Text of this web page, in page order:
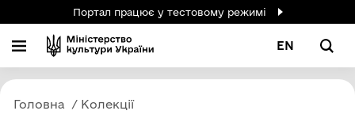
Портал працює у тестовому режимі
EN
Головна Колекції